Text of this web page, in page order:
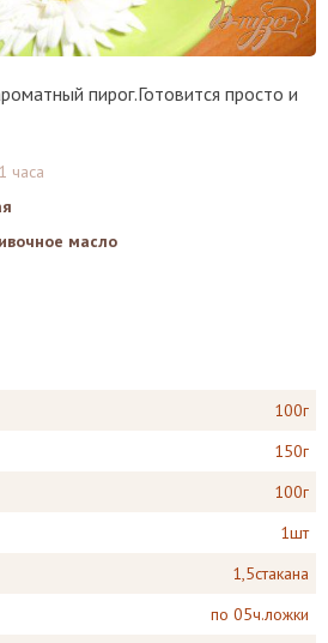
пирог.Готовится просто и
часа
масло
100г
150г
100г
1шт
1,5стакана
по 05ч.ложки